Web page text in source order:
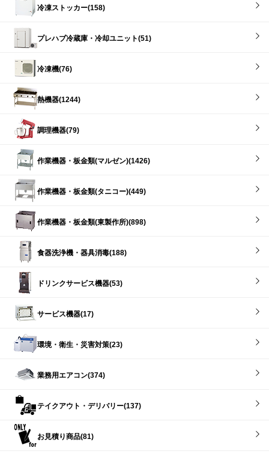
冷凍ストッカー(158)
プレハブ冷蔵庫・冷却ユニット(51)
冷凍機(76)
熱機器(1244)
調理機器(79)
作業機器・板金類(マルゼン)(1426)
作業機器・板金類(タニコー)(449)
作業機器・板金類(東製作所)(898)
食器洗浄機・器具消毒(188)
ドリンクサービス機器(53)
サービス機器(17)
環境・衛生・災害対策(23)
業務用エアコン(374)
テイクアウト・デリバリー(137)
お見積り商品(81)